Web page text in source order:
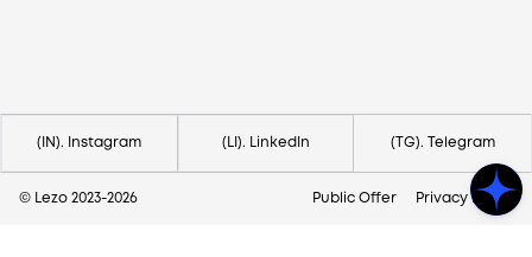
(IN). Instagram (LI). LinkedIn (TG). Telegram
© Lezo 2023-2026 Public Offer Privacy Policy